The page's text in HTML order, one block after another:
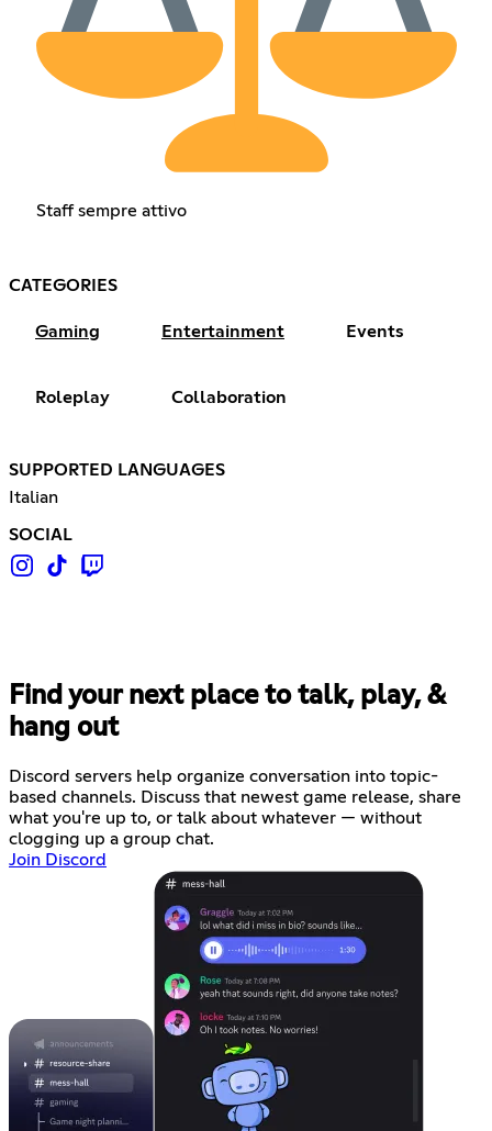
Staff sempre attivo
CATEGORIES
Gaming Entertainment Events
Roleplay Collaboration
SUPPORTED LANGUAGES
Italian
SOCIAL
Find your next place to talk, play, &
hang out
Discord servers help organize conversation into topic-
based channels. Discuss that newest game release, share
what you're up to, or talk about whatever — without
clogging up a group chat.
Join Discord